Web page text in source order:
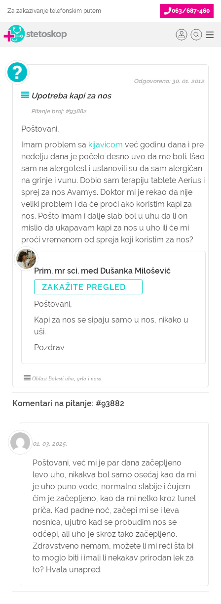
Za zakazivanje telefonskim putem 063/687-460
Upotreba kapi za nos
Pitanje broj: #93882
Poštovani,
Imam problem sa kijavicom već godinu dana i pre
nedelju dana je počelo desno uvo da me boli. Išao
sam na alergotest i ustanovili su da sam alergičan
na grinje i vunu. Dobio sam terapiju tablete Aerius i
sprej za nos Avamys. Doktor mi je rekao da nije
veliki problem i da će proći ako koristim kapi za
nos. Pošto imam i dalje slab bol u uhu da li on
mislio da ukapavam kapi za nos u uho ili će mi
proći vremenom od spreja koji koristim za nos?
Odgovoreno: 30. 01. 2012.
Prim. mr sci. med Dušanka Milošević
ZAKAŽITE PREGLED
Poštovani,
Kapi za nos se sipaju samo u nos, nikako u
uši.
Pozdrav
Oblast Bolesti uha, grla i nosa
Komentari na pitanje: #93882
01. 03. 2025.
Poštovani, već mi je par dana začepljeno
levo uho, nikakva bol samo osećaj kao da mi
je uho puno vode, normalno slabije i čujem
čim je začepljeno, kao da mi netko kroz tunel
priča. Kad padne noć, začepi mi se i leva
nosnica, ujutro kad se probudim nos se
odčepi, ali uho je skroz tako začepljeno.
Zdravstveno nemam, možete li mi reći šta bi
to moglo biti i imali li nekakav prirodan lek za
to? Hvala unapred.